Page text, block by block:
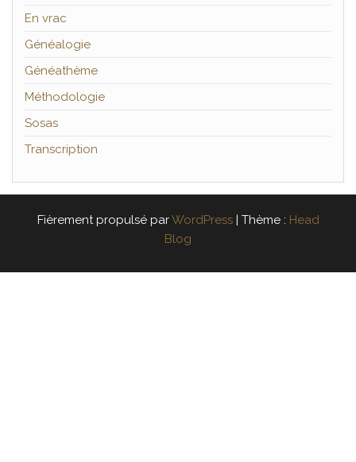
En vrac
Généalogie
Généathème
Méthodologie
Sosas
Transcription
Fièrement propulsé parWordPress | Thème : Head
Blog